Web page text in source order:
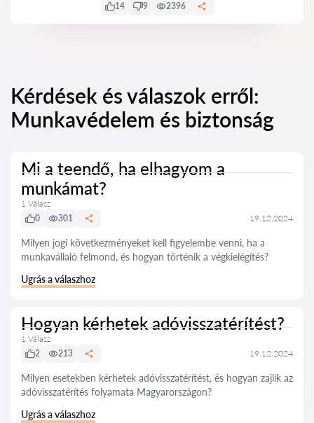
14 9 2396
Kérdések és válaszok erről:
Munkavédelem és biztonság
Mi a teendő, ha elhagyom a
munkámat?
1 Válasz
0
301 19.12.2024
Milyen jogi következményeket kell figyelembe venni, ha a
munkavállaló felmond, és hogyan történik a végkielégítés?
Ugrás a válaszhoz
Hogyan kérhetek adóvisszatérítést?
1 Válasz
2
213 19.12.2024
Milyen esetekben kérhetek adóvisszatérítést, és hogyan zajlik az
adóvisszatérítés folyamata Magyarországon?
Ugrás a válaszhoz